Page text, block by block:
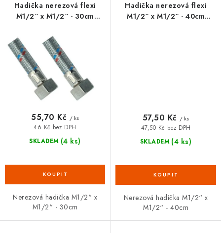
Hadička nerezová flexi
M1/2“ x M1/2“ - 30cm
SKLADEM (4 ks)
46 Kč bez DPH
55,70 Kč / ks
Nerezová hadička M1/2“ x
M1/2“ - 30cm
Hadička nerezová flexi
M1/2“ x M1/2“ - 40cm
SKLADEM (4 ks)
47,50 Kč bez DPH
57,50 Kč / ks
Nerezová hadička M1/2“ x
M1/2“ - 40cm